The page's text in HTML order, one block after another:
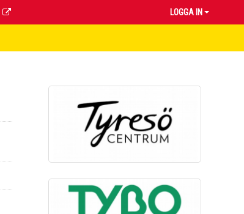
LOGGA IN